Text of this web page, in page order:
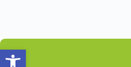
Open toolbar